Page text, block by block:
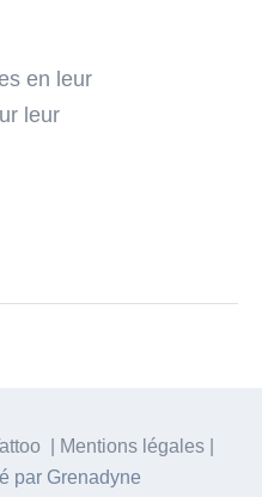
en leur
leur
| Mentions légales |
par Grenadyne